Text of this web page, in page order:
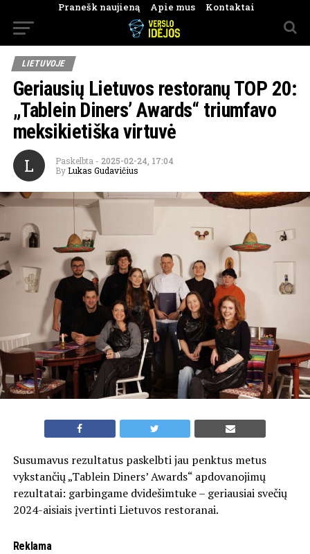
Pranešk naujieną Apie mus Kontaktai
LIETUVOJE
Geriausių Lietuvos restoranų TOP 20:
„Tablein Diners’ Awards“ triumfavo
meksikietiška virtuvė
L Paskelbta - 2025-02-24, 17:04
By Lukas Gudavičius
Susumavus rezultatus paskelbti jau penktus metus
vykstančių „Tablein Diners’ Awards“ apdovanojimų
rezultatai: garbingame dvidešimtuke – geriausiai svečių
2024-aisiais įvertinti Lietuvos restoranai.
Reklama